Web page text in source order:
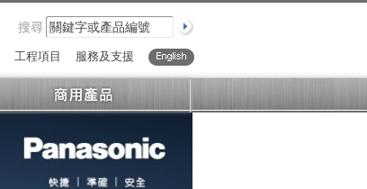
搜尋
服務及支援
工程項目